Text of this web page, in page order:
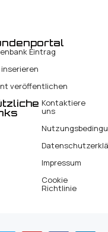
Eintrag
inserieren
veröffentlichen
Kontaktiere
uns
Impressum
Cookie
Richtlinie